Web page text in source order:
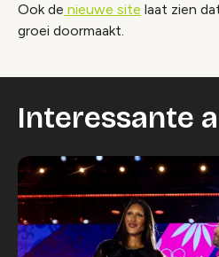
Ook de nieuwe site laat zien
groei doormaakt.
Interessante